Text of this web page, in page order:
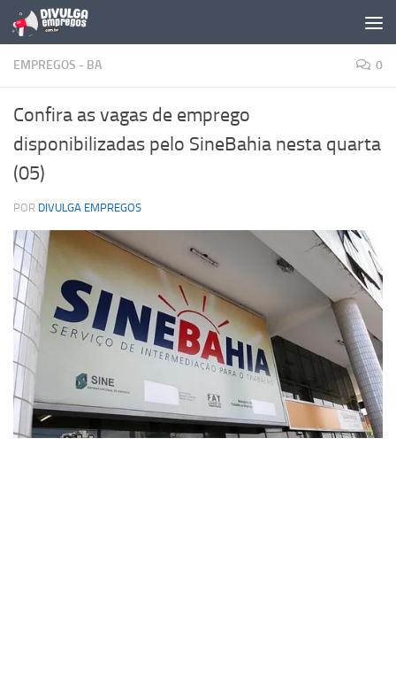
Skip to content
EMPREGOS - BA 0
Confira as vagas de emprego
disponibilizadas pelo SineBahia nesta quarta
(05)
POR DIVULGA EMPREGOS